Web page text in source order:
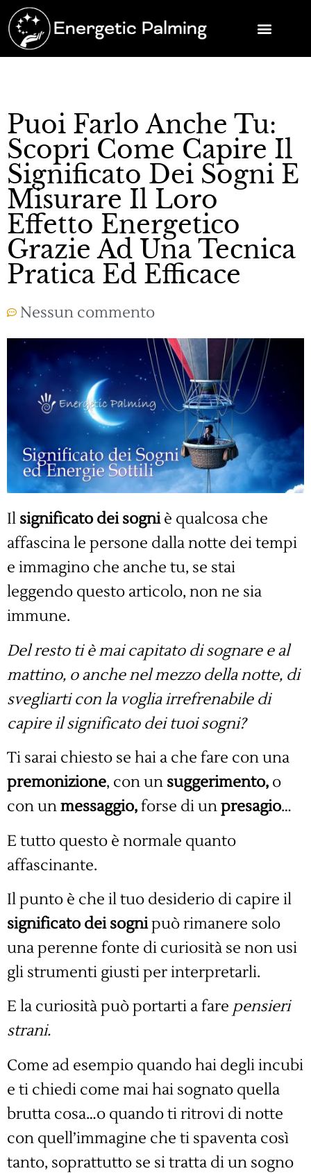
Puoi Farlo Anche Tu:
Scopri Come Capire Il
Significato Dei Sogni E
Misurare Il Loro
Effetto Energetico
Grazie Ad Una Tecnica
Pratica Ed Efficace
Nessun commento
Il significato dei sogniè qualcosa che
affascina le persone dalla notte dei tempi
e immagino che anche tu, se stai
leggendo questo articolo, non ne sia
immune.
Del resto ti è mai capitato di sognare e al
mattino, o anche nel mezzo della notte, di
svegliarti con la voglia irrefrenabile di
capire il significato dei tuoi sogni?
Ti sarai chiesto se hai a che fare con una
premonizione, con un suggerimento, o
con unmessaggio,forse di unpresagio…
E tutto questo è normale quanto
affascinante.
Il punto è che il tuo desiderio di capire il
significato dei sognipuò rimanere solo
una perenne fonte di curiosità se non usi
gli strumenti giusti per interpretarli.
E la curiosità può portarti a fare pensieri
strani.
Come ad esempio quando hai degli incubi
e ti chiedi come mai hai sognato quella
brutta cosa…o quando ti ritrovi di notte
con quell’immagine che ti spaventa così
tanto, soprattutto se si tratta di un sogno